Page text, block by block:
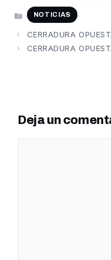
CATEGORÍAS
NOTICIAS
CERRADURA
CERRADURA
Deja un